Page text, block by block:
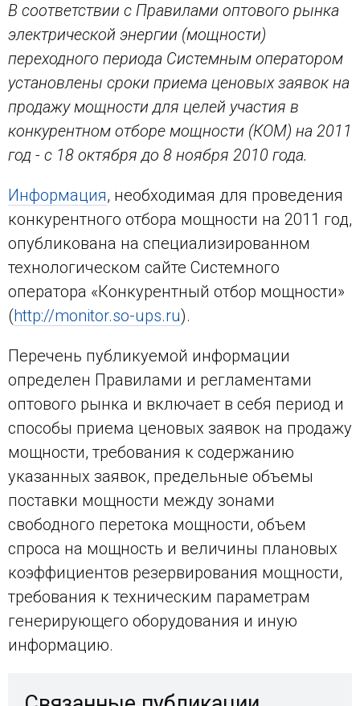
В соответствии с Правилами оптового рынка
электрической энергии (мощности)
переходного периода Системным оператором
установлены сроки приема ценовых заявок на
продажу мощности для целей участия в
конкурентном отборе мощности (КОМ) на 2011
год - с 18 октября до 8 ноября 2010 года.
Информация, необходимая для проведения
конкурентного отбора мощности на 2011 год,
опубликована на специализированном
технологическом сайте Системного
оператора «Конкурентный отбор мощности»
(http://monitor.so-ups.ru).
Перечень публикуемой информации
определен Правилами и регламентами
оптового рынка и включает в себя период и
способы приема ценовых заявок на продажу
мощности, требования к содержанию
указанных заявок, предельные объемы
поставки мощности между зонами
свободного перетока мощности, объем
спроса на мощность и величины плановых
коэффициентов резервирования мощности,
требования к техническим параметрам
генерирующего оборудования и иную
информацию.